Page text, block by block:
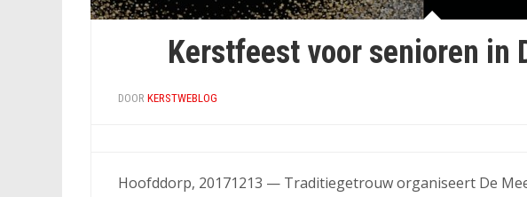
Kerstfeest voor senioren in
DOOR KERSTWEBLOG
Hoofddorp, 20171213 — Traditiegetrouw organiseert De